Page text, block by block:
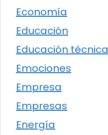
Economía
Educación
Educación técnica
Emociones
Empresa
Empresas
Energía